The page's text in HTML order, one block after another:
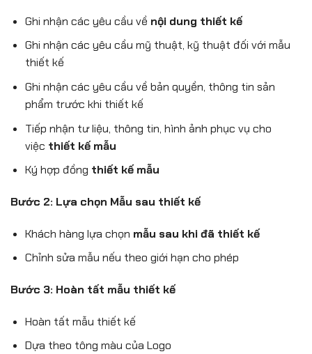
Ghi nhận các yêu cầu về nội dung thiết kế
Ghi nhận các yêu cầu mỹ thuật, kỹ thuật đối với mẫu
thiết kế
Ghi nhận các yêu cầu về bản quyền, thông tin sản
phẩm trước khi thiết kế
Tiếp nhận tư liệu, thông tin, hình ảnh phục vụ cho
việc thiết kế mẫu
Ký hợp đồng thiết kế mẫu
Bước 2: Lựa chọn Mẫu sau thiết kế
Khách hàng lựa chọn mẫu sau khi đã thiết kế
Chỉnh sửa mẫu nếu theo giới hạn cho phép
Bước 3: Hoàn tất mẫu thiết kế
Hoàn tất mẫu thiết kế
Dựa theo tông màu của Logo